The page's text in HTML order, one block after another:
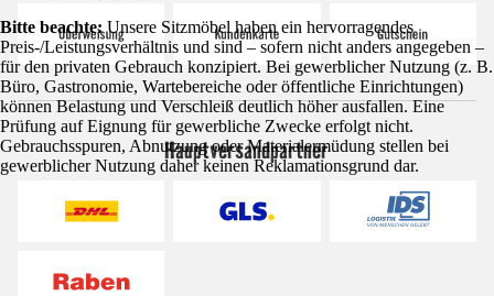
Bitte beachte:Unsere Sitzmöbel haben ein hervorragendes
Preis-/Leistungsverhältnis und sind – sofern nicht anders angegeben –
für den privaten Gebrauch konzipiert. Bei gewerblicher Nutzung (z. B.
Büro, Gastronomie, Wartebereiche oder öffentliche Einrichtungen)
können Belastung und Verschleiß deutlich höher ausfallen. Eine
Prüfung auf Eignung für gewerbliche Zwecke erfolgt nicht.
Gebrauchsspuren, Abnutzung oder Materialermüdung stellen bei
gewerblicher Nutzung daher keinen Reklamationsgrund dar.
Hauptversandpartner